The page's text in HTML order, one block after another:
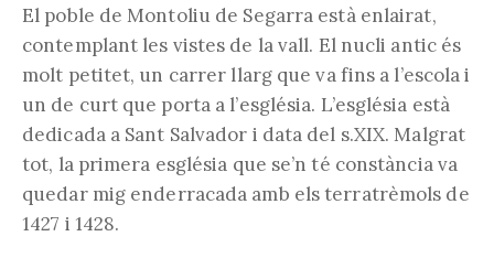
El poble de Montoliu de Segarra està enlairat,
contemplant les vistes de la vall. El nucli antic és
molt petitet, un carrer llarg que va fins a l’escola i
un de curt que porta a l’església. L’església està
dedicada a Sant Salvador i data del s.XIX. Malgrat
tot, la primera església que se’n té constància va
quedar mig enderracada amb els terratrèmols de
1427 i 1428.